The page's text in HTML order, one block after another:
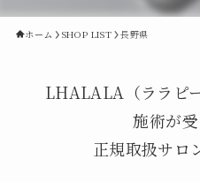
ホーム SHOP LIST 長野県
LHALALA（ララピ
施術が
正規取扱サロ